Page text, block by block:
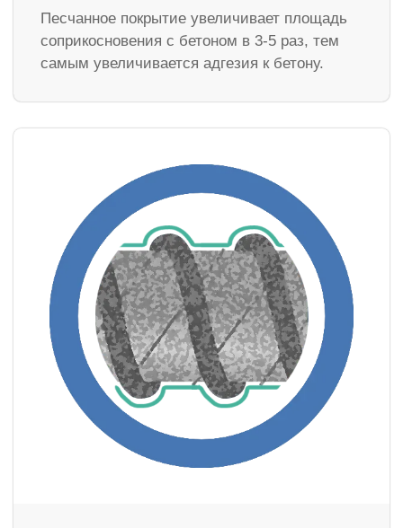
Песчанное покрытие увеличивает площадь
соприкосновения с бетоном в 3-5 раз, тем
самым увеличивается адгезия к бетону.